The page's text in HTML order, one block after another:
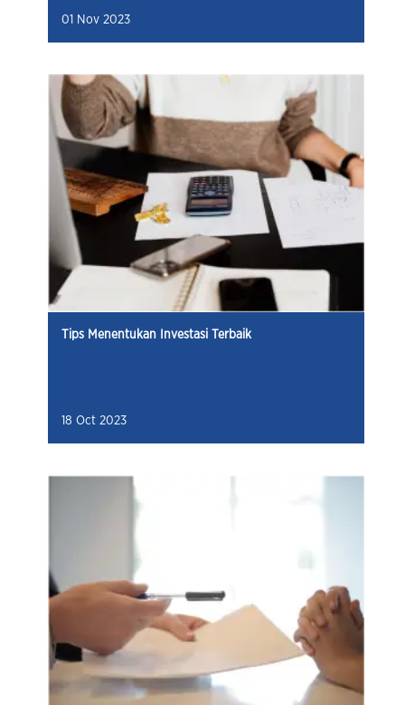
01 Nov 2023
Tips Menentukan Investasi Terbaik
18 Oct 2023